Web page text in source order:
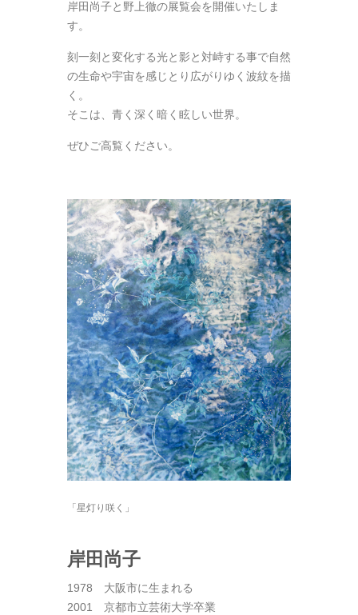
岸田尚子と野上徹の展覧会を開催いたしま
す。
刻一刻と変化する光と影と対峙する事で自然
の生命や宇宙を感じとり広がりゆく波紋を描
く。
そこは、青く深く暗く眩しい世界。
ぜひご高覧ください。
「星灯り咲く」
岸田尚子
1978 大阪市に生まれる
2001 京都市立芸術大学卒業